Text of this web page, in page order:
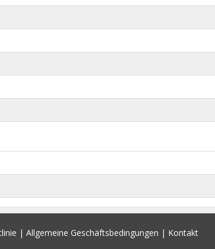
| Allgemeine Geschäftsbedingungen | Kontakt